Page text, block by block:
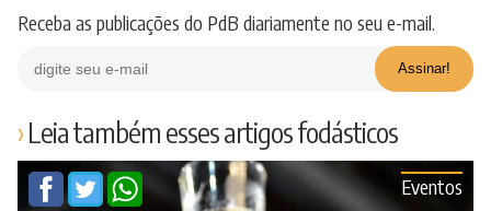
Receba as publicações do PdB diariamente no seu e-mail.
Leia também esses artigos fodásticos
Eventos